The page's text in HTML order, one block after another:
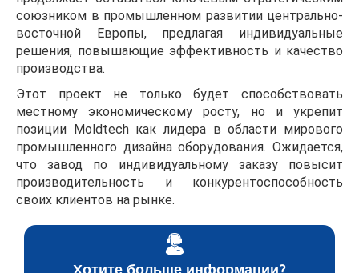
союзником в промышленном развитии центрально-
восточной Европы, предлагая индивидуальные
решения, повышающие эффективность и качество
производства.
Этот проект не только будет способствовать
местному экономическому росту, но и укрепит
позиции Moldtech как лидера в области мирового
промышленного дизайна оборудования. Ожидается,
что завод по индивидуальному заказу повысит
производительность и конкурентоспособность
своих клиентов на рынке.
Хотите больше информации?